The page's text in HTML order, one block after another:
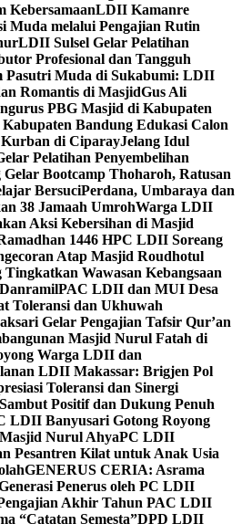
KebersamaanLDII Kamanre
Muda melalui Pengajian Rutin
LDII Sulsel Gelar Pelatihan
Profesional dan Tangguh
Pasutri Muda di Sukabumi: LDII
Romantis di MasjidGus Ali
PBG Masjid di Kabupaten
Bandung Edukasi Calon
Kurban di CiparayJelang Idul
Pelatihan Penyembelihan
Bootcamp Thoharoh, Ratusan
BersuciPerdana, Umbaraya dan
38 Jamaah UmrohWarga LDII
Aksi Kebersihan di Masjid
1446 HPC LDII Soreang
Atap Masjid Roudhotul
Wawasan Kebangsaan
PAC LDII dan MUI Desa
Toleransi dan Ukhuwah
Gelar Pengajian Tafsir Qur’an
Masjid Nurul Fatah di
Warga LDII dan
LDII Makassar: Brigjen Pol
Toleransi dan Sinergi
Positif dan Dukung Penuh
LDII Banyusari Gotong Royong
Nurul AhyaPC LDII
Pesantren Kilat untuk Anak Usia
GENERUS CERIA: Asrama
Penerus oleh PC LDII
Akhir Tahun PAC LDII
“Catatan Semesta”DPD LDII